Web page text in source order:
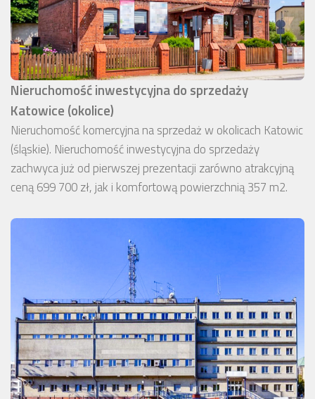
Nieruchomość inwestycyjna do sprzedaży
Katowice (okolice)
Nieruchomość komercyjna na sprzedaż w okolicach Katowic
(śląskie). Nieruchomość inwestycyjna do sprzedaży
zachwyca już od pierwszej prezentacji zarówno atrakcyjną
ceną 699 700 zł, jak i komfortową powierzchnią 357 m2.